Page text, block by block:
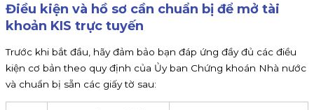
Điều kiện và hồ sơ cần chuẩn bị để mở tài
khoản KIS trực tuyến
Trước khi bắt đầu, hãy đảm bảo bạn đáp ứng đầy đủ các điều
kiện cơ bản theo quy định của Ủy ban Chứng khoán Nhà nước
và chuẩn bị sẵn các giấy tờ sau: